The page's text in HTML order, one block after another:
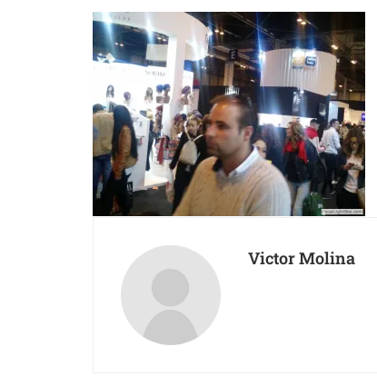
Victor Molina